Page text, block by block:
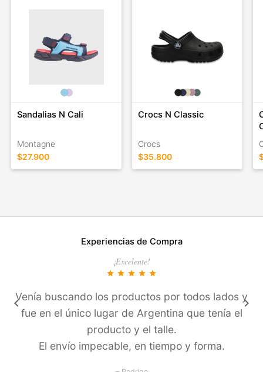
Sandalias N Cali
Montagne
$27.900
Crocs N Classic
Crocs
$35.800
Experiencias de Compra
¡Excelente!
star star star star star
Venía buscando los productos por todos lados y
fue en el único lugar de Argentina que tení­a el
producto y el talle.
El enví­o impecable, en tiempo y forma.
keyboard_arrow_left keyboard_arrow_right